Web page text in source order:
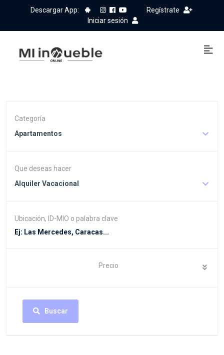
Descargar App:
Regístrate
Iniciar sesión
Categoría
Apartamentos
Que deseas hacer
Alquiler Vacacional
Ubicación, ID-MIO o palabra clave
Precio
Buscar